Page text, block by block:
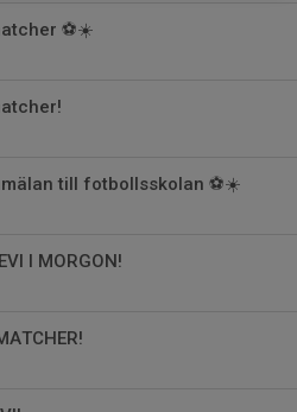
⚽️☀️
till fotbollsskolan ⚽️☀️
I MORGON!